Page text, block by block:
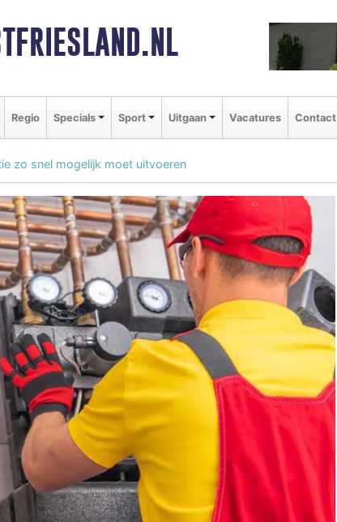
Regio Specials Sport Uitgaan Vacatures Contact
zo snel mogelijk moet uitvoeren